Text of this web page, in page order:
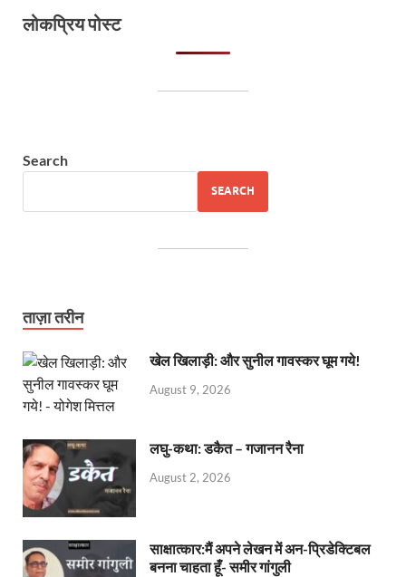
लोकप्रिय पोस्ट
Search
SEARCH
ताज़ा तरीन
खेल खिलाड़ी: और सुनील गावस्कर घूम गये!
August 9, 2026
लघु-कथा: डकैत – गजानन रैना
August 2, 2026
साक्षात्कार:मैं अपने लेखन में अन-प्रिडेक्टिबल
बनना चाहता हूँ- समीर गांगुली